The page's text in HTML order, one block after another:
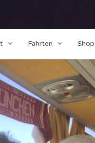
Fahrten Shop